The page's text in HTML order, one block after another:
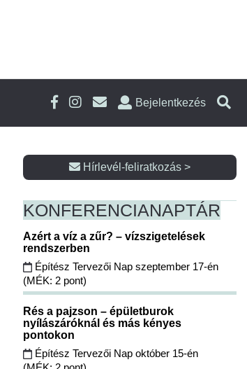
Bejelentkezés
Hírlevél-feliratkozás >
KONFERENCIANAPTÁR
Azért a víz a zűr? – vízszigetelések
rendszerben
Építész Tervezői Nap szeptember 17-én
(MÉK: 2 pont)
Rés a pajzson – épületburok
nyílászáróknál és más kényes
pontokon
Építész Tervezői Nap október 15-én